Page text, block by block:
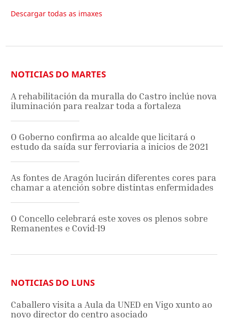
Descargar todas as imaxes
NOTICIAS DO MARTES
A rehabilitación da muralla do Castro inclúe nova
iluminación para realzar toda a fortaleza
O Goberno confirma ao alcalde que licitará o
estudo da saída sur ferroviaria a inicios de 2021
As fontes de Aragón lucirán diferentes cores para
chamar a atención sobre distintas enfermidades
O Concello celebrará este xoves os plenos sobre
Remanentes e Covid-19
NOTICIAS DO LUNS
Caballero visita a Aula da UNED en Vigo xunto ao
novo director do centro asociado